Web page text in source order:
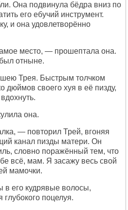
Она подвинула бёдра вниз по
его ебучий инструмент.
и она удовлетворённо
место, — прошептала она.
отныне.
Трея. Быстрым толчком
дюймов своего хуя в её пизду,
она.
— повторил Трей, вгоняя
канал пизды матери. Он
словно поражённый тем, что
всё, мам. Я засажу весь свой
мамочки.
в его кудрявые волосы,
глубокого поцелуя.